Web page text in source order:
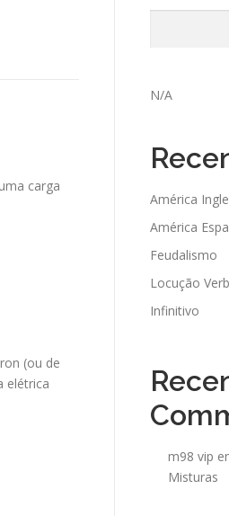
carga
(ou de
elétrica
N/A
América
América
Feudalismo
Locução
Infinitivo
m98 vip
Misturas